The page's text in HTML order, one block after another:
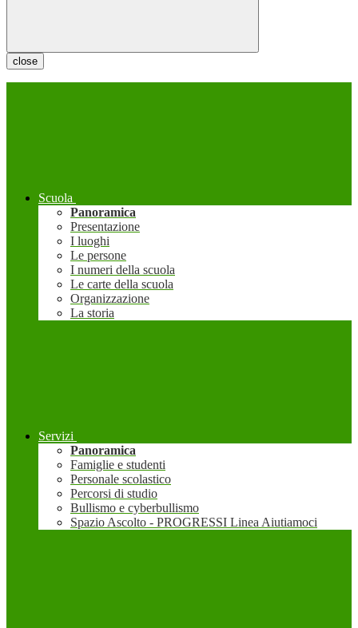
close
Scuola
Panoramica
Presentazione
I luoghi
Le persone
I numeri della scuola
Le carte della scuola
Organizzazione
La storia
Servizi
Panoramica
Famiglie e studenti
Personale scolastico
Percorsi di studio
Bullismo e cyberbullismo
Spazio Ascolto - PROGRESSI Linea Aiutiamoci